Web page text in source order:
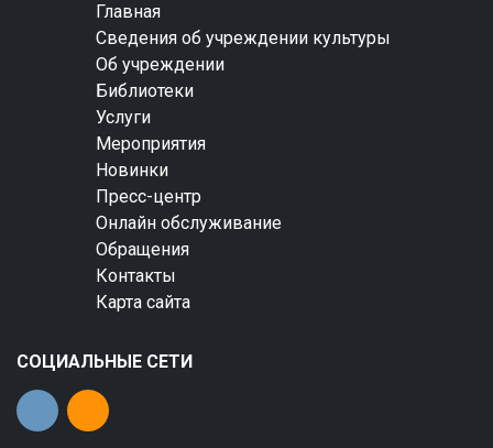
Главная
Сведения об учреждении культуры
Об учреждении
Библиотеки
Услуги
Мероприятия
Новинки
Пресс-центр
Онлайн обслуживание
Обращения
Контакты
Карта сайта
СОЦИАЛЬНЫЕ СЕТИ